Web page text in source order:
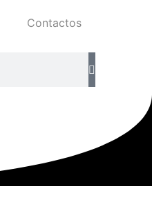
Contactos